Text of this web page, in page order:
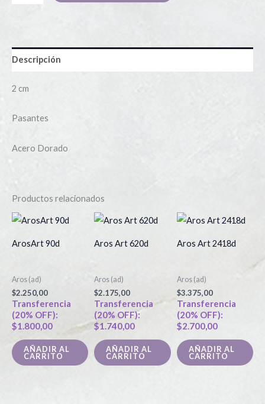
Descripción
2 cm
Pasantes
Acero Dorado
Productos relacionados
ArosArt 90d
Aros (ad)
$2.250,00
Transferencia
(20% OFF):
$1.800,00
AÑADIR AL
CARRITO
Aros Art 620d
Aros (ad)
$2.175,00
Transferencia
(20% OFF):
$1.740,00
AÑADIR AL
CARRITO
Aros Art 2418d
Aros (ad)
$3.375,00
Transferencia
(20% OFF):
$2.700,00
AÑADIR AL
CARRITO